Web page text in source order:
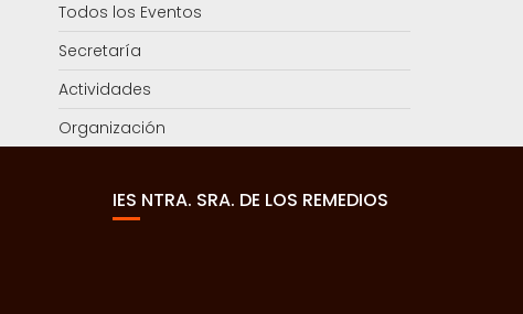
Todos los Eventos
Secretaría
Actividades
Organización
IES NTRA. SRA. DE LOS REMEDIOS